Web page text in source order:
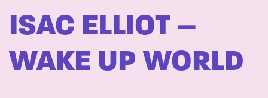
ISAC ELLIOT –
WAKE UP WORLD